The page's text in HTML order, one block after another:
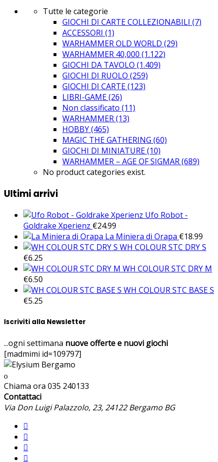
Tutte le categorie
GIOCHI DI CARTE COLLEZIONABILI (7)
ACCESSORI (1)
WARHAMMER OLD WORLD (29)
WARHAMMER 40,000 (1.122)
GIOCHI DA TAVOLO (1.409)
GIOCHI DI RUOLO (259)
GIOCHI DI CARTE(123)
LIBRI-GAME(26)
Non classificato (11)
WARHAMMER(13)
HOBBY(465)
MAGIC THE GATHERING (60)
GIOCHI DI MINIATURE(10)
WARHAMMER – AGE OF SIGMAR(689)
No product categories exist.
Ultimi arrivi
Ufo Robot -
Goldrake Xperienz €24.99
La Miniera di Orapa €18.99
WH COLOUR STC DRY S
€6.25
WH COLOUR STC DRY M
€6.50
WH COLOUR STC BASE S
€5.25
Iscriviti alla Newsletter
...ogni settimana nuove offerte e nuovi giochi
[madmimi id=109797]
Chiama ora 035 240133
Contattaci
Via Don Luigi Palazzolo, 23, 24122 Bergamo BG